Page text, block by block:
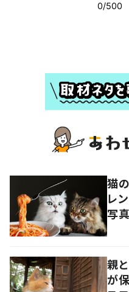
猫
レ
写
親
が